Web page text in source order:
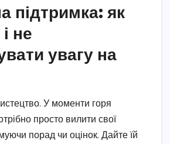
підтримка: як
не
увагу на
У моменти горя
просто вилити свої
порад чи оцінок. Дайте їй